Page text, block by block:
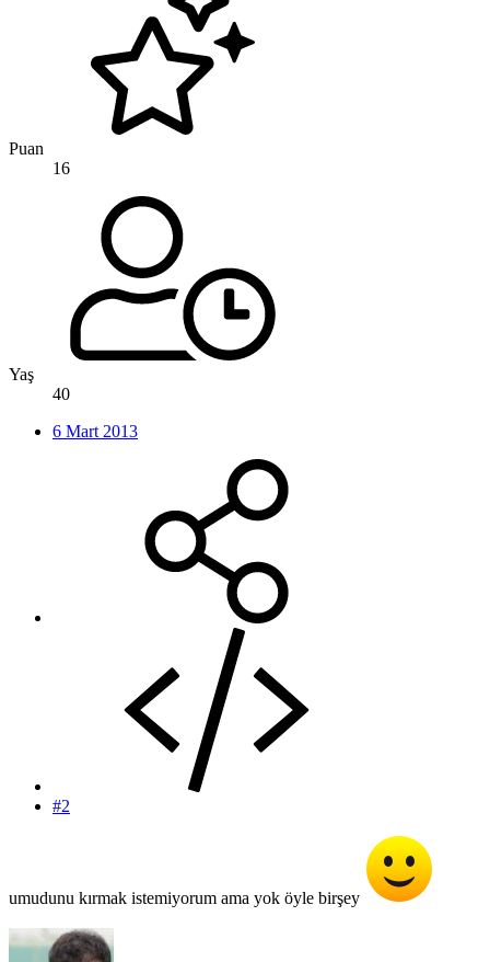
Puan
16
Yaş
40
6 Mart 2013
#2
umudunu kırmak istemiyorum ama yok öyle birşey